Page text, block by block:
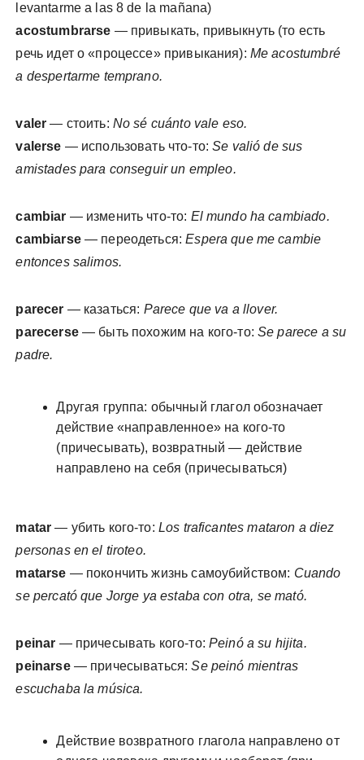
levantarme a las 8 de la mañana)
acostumbrarse — привыкать, привыкнуть (то есть
речь идет о «процессе» привыкания): Me acostumbré
a despertarme temprano.
valer— стоить: No sé cuánto vale eso.
valerse — использовать что-то:Se valió de sus
amistades para conseguir un empleo.
cambiar — изменить что-то: El mundo ha cambiado.
cambiarse — переодеться:Espera que me cambie
entonces salimos.
parecer — казаться: Parece que va a llover.
parecerse — быть похожим на кого-то:Se parece a su
padre.
Другая группа: обычный глагол обозначает
действие «направленное» на кого-то
(причесывать), возвратный — действие
направлено на себя (причесываться)
matar— убить кого-то: Los traficantes mataron a diez
personas en el tiroteo.
matarse — покончить жизнь самоубийством: Cuando
se percató que Jorge ya estaba con otra, se mató.
peinar — причесывать кого-то: Peinó a su hijita.
peinarse — причесываться:Se peinó mientras
escuchaba la música.
Действие возвратного глагола направлено от